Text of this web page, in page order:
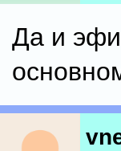
Да и